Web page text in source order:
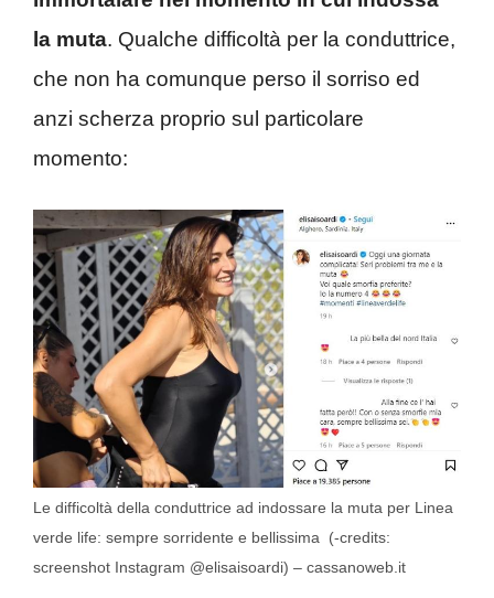
la muta. Qualche difficoltà per la conduttrice,
che non ha comunque perso il sorriso ed
anzi scherza proprio sul particolare
momento:
Le difficoltà della conduttrice ad indossare la muta per Linea
verde life: sempre sorridente e bellissima (-credits:
screenshot Instagram @elisaisoardi) – cassanoweb.it